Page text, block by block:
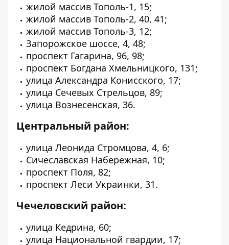
жилой массив Тополь-1, 15;
жилой массив Тополь-2, 40, 41;
жилой массив Тополь-3, 12;
Запорожское шоссе, 4, 48;
проспект Гагарина, 96, 98;
проспект Богдана Хмельницкого, 131;
улица Александра Конисского, 17;
улица Сечевых Стрельцов, 89;
улица Вознесенская, 36.
Центральный район:
улица Леонида Стромцова, 4, 6;
Сичеславская Набережная, 10;
проспект Поля, 82;
проспект Леси Украинки, 31.
Чечеловский район:
улица Кедрина, 60;
улица Национальной гвардии, 17;